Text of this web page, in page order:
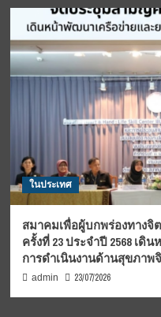
ในประเทศ
สมาคมเพื่อผู้บกพร่องทาง
ครั้งที่ 23 ประจำปี 2568 เ
การดำเนินงานด้านสุขภาพ
admin 23/07/2026